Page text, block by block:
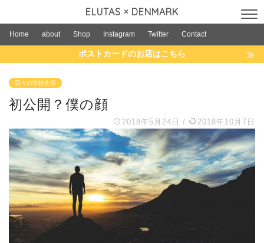
ELUTAS × DENMARK
Home about Shop Instagram Twitter Contact
ポストカードのお店はこちら
日々の学校生活
初公開？僕の顔
2018年5月24日 / 2018年10月7日